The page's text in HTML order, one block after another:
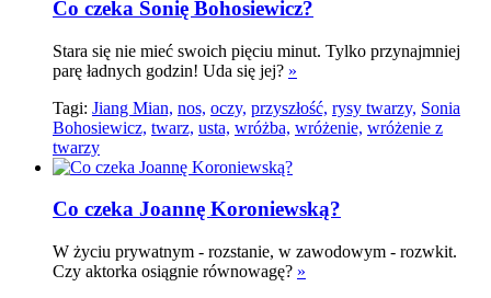
Co czeka Sonię Bohosiewicz?
Stara się nie mieć swoich pięciu minut. Tylko przynajmniej
parę ładnych godzin! Uda się jej? »
Tagi: Jiang Mian, nos, oczy, przyszłość, rysy twarzy, Sonia
Bohosiewicz, twarz, usta, wróżba, wróżenie, wróżenie z
twarzy
Co czeka Joannę Koroniewską?
W życiu prywatnym - rozstanie, w zawodowym - rozwkit.
Czy aktorka osiągnie równowagę? »